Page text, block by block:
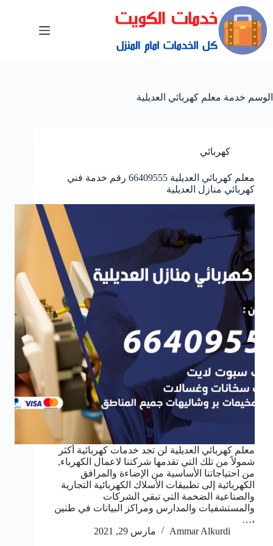
الوسم خدمة معلم كهربائي العديلية
كهربائي
معلم كهربائي العديلية 66409555 رقم خدمة فني
كهربائي منازل العديلية
معلم كهربائي العديلية لن تجد خدمات كهربائية أكثر
شمولاً من تلك التي تقدمها شركتنا لاعمال الكهرباء,
من احتياجاتنا الأساسية من الإضاءة والمرافق
الكهربائية إلى تطبيقات الأسلاك الكهربائية التجارية
والصناعية الضخمة التي تبقي الشركات
والمستشفيات والمدارس ومراكز البيانات في طنين
،…
Ammar Alkurdi
مارس 29, 2021